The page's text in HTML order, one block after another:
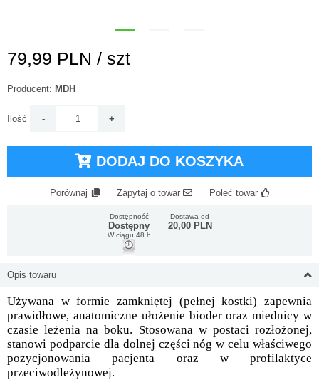
79,99 PLN / szt
Producent: MDH
Ilość
DODAJ DO KOSZYKA
Porównaj Zapytaj o towar Poleć towar
Dostępność
Dostępny
W ciągu 48 h
Dostawa od
20,00 PLN
Opis towaru
Używana w formie zamkniętej (pełnej kostki) zapewnia
prawidłowe, anatomiczne ułożenie bioder oraz miednicy w
czasie leżenia na boku. Stosowana w postaci rozłożonej,
stanowi podparcie dla dolnej części nóg w celu właściwego
pozycjonowania pacjenta oraz w profilaktyce
przeciwodleżynowej.